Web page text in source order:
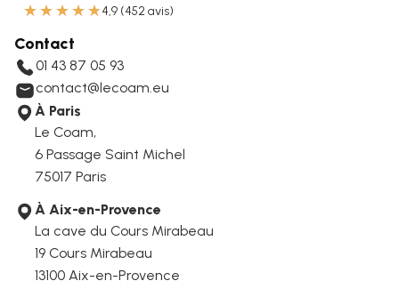
★ ★ ★ ★ ★4,9 (452 avis)
Contact
01 43 87 05 93
contact@lecoam.eu
À Paris
Le Coam,
6 Passage Saint Michel
75017 Paris
À Aix-en-Provence
La cave du Cours Mirabeau
19 Cours Mirabeau
13100 Aix-en-Provence